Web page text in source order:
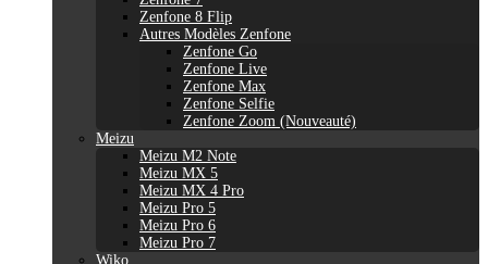
Zenfone 8 Flip
Autres Modèles Zenfone
Zenfone Go
Zenfone Live
Zenfone Max
Zenfone Selfie
Zenfone Zoom (Nouveauté)
Meizu
Meizu M2 Note
Meizu MX 5
Meizu MX 4 Pro
Meizu Pro 5
Meizu Pro 6
Meizu Pro 7
Wiko